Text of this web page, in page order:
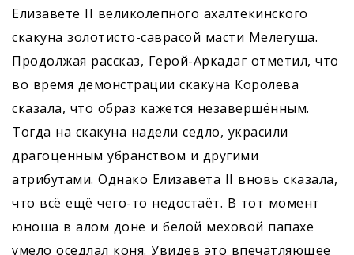
Елизавете II великолепного ахалтекинского
скакуна золотисто-саврасой масти Мелегуша.
Продолжая рассказ, Герой-Аркадаг отметил, что
во время демонстрации скакуна Королева
сказала, что образ кажется незавершённым.
Тогда на скакуна надели седло, украсили
драгоценным убранством и другими
атрибутами. Однако Елизавета II вновь сказала,
что всё ещё чего-то недостаёт. В тот момент
юноша в алом доне и белой меховой папахе
умело оседлал коня. Увидев это впечатляющее